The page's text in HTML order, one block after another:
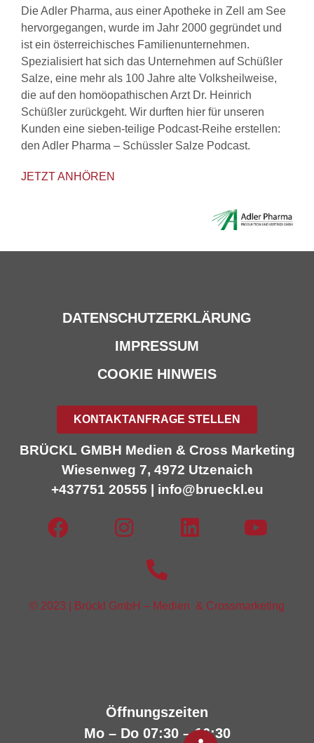
Die Adler Pharma, aus einer Apotheke in Zell am See
hervorgegangen, wurde im Jahr 2000 gegründet und
ist ein österreichisches Familienunternehmen.
Spezialisiert hat sich das Unternehmen auf Schüßler
Salze, eine mehr als 100 Jahre alte Volksheilweise,
die auf den homöopathischen Arzt Dr. Heinrich
Schüßler zurückgeht. Wir durften hier für unseren
Kunden eine sieben-teilige Podcast-Reihe erstellen:
den Adler Pharma – Schüssler Salze Podcast.
JETZT ANHÖREN
DATENSCHUTZERKLÄRUNG
IMPRESSUM
COOKIE HINWEIS
KONTAKTANFRAGE STELLEN
BRÜCKL GMBH Medien & Cross Marketing
Wiesenweg 7, 4972 Utzenaich
+437751 20555 | info@brueckl.eu
© 2023 | Brückl GmbH – Medien & Crossmarketing
Öffnungszeiten
Mo – Do 07:30 – 16:30